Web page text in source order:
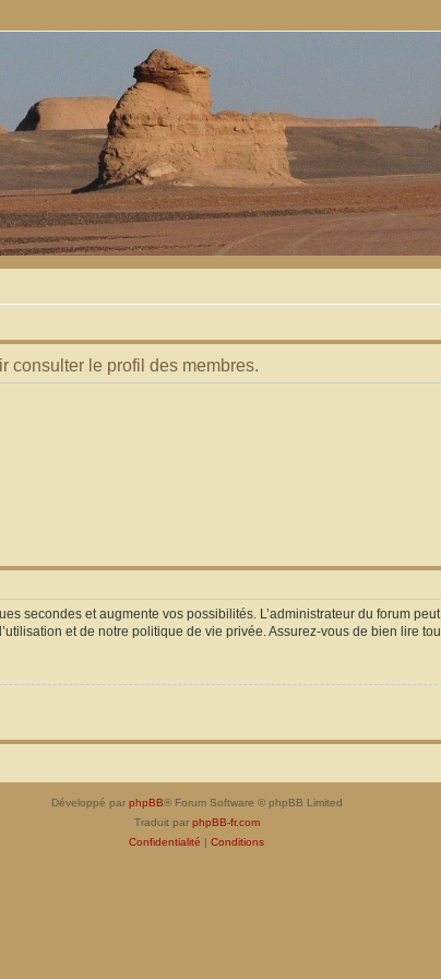
consulter le profil des membres.
secondes et augmente vos possibilités. L’administrateur du forum
et de notre politique de vie privée. Assurez-vous de bien lire
Développé par phpBB® Forum Software © phpBB Limited
Traduit par phpBB-fr.com
Confidentialité | Conditions